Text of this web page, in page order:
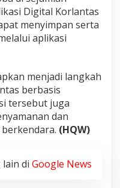
Digital Korlantas
menyimpan serta
aplikasi
menjadi langkah
berbasis
tersebut juga
dan
(HQW)
di Google News